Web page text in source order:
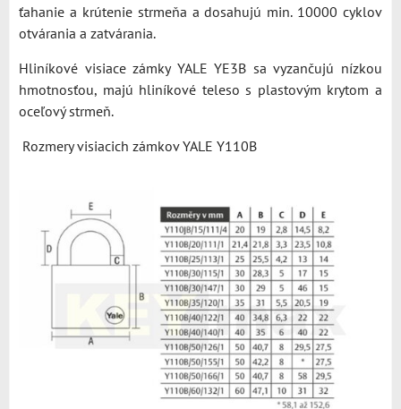
ťahanie a krútenie strmeňa a dosahujú min. 10000 cyklov
otvárania a zatvárania.
Hliníkové visiace zámky YALE YE3B sa vyzančujú nízkou
hmotnosťou, majú hliníkové teleso s plastovým krytom a
oceľový strmeň.
Rozmery visiacich zámkov YALE Y110B